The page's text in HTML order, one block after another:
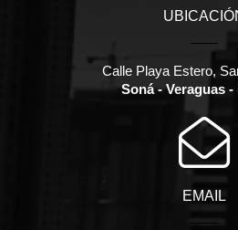
Calle Playa Estero,
Soná - Veraguas -
EMAIL